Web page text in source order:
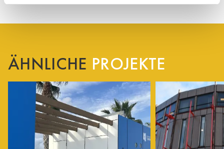
ÄHNLICHE PROJEKTE